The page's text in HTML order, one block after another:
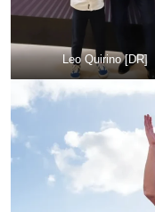
Leo Quirino [DR]